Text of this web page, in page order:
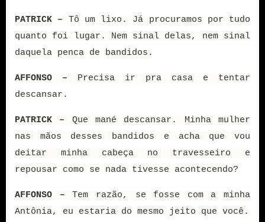
PATRICK – Tô um lixo. Já procuramos por tudo
quanto foi lugar. Nem sinal delas, nem sinal
daquela penca de bandidos.
AFFONSO – Precisa ir pra casa e tentar
descansar.
PATRICK – Que mané descansar. Minha mulher
nas mãos desses bandidos e acha que vou
deitar minha cabeça no travesseiro e
repousar como se nada tivesse acontecendo?
AFFONSO –Tem razão, se fosse com a minha
Antônia, eu estaria do mesmo jeito que você.